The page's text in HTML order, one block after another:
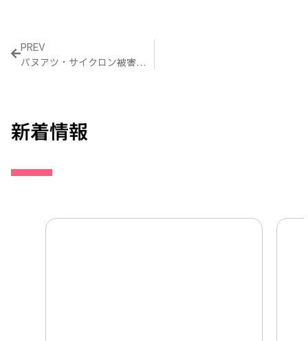
PREV
バヌアツ・サイクロン被害に対する支援報告
新着情報